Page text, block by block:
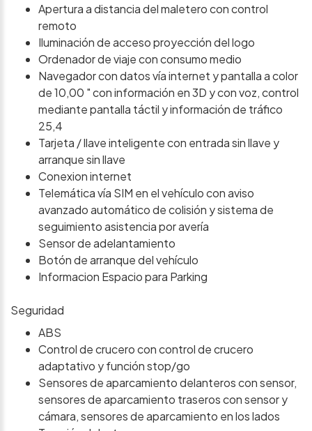
Apertura a distancia del maletero con control
remoto
Iluminación de acceso proyección del logo
Ordenador de viaje con consumo medio
Navegador con datos vía internet y pantalla a color
de 10,00 " con información en 3D y con voz, control
mediante pantalla táctil y información de tráfico
25,4
Tarjeta / llave inteligente con entrada sin llave y
arranque sin llave
Conexion internet
Telemática vía SIM en el vehículo con aviso
avanzado automático de colisión y sistema de
seguimiento asistencia por avería
Sensor de adelantamiento
Botón de arranque del vehículo
Informacion Espacio para Parking
Seguridad
ABS
Control de crucero con control de crucero
adaptativo y función stop/go
Sensores de aparcamiento delanteros con sensor,
sensores de aparcamiento traseros con sensor y
cámara, sensores de aparcamiento en los lados